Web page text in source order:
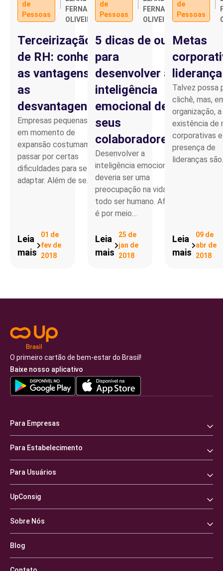
de
Pessoas
FERNANDO
OLIVEIRA
Terceirização
de RH: conheça
as vantagens e
as
desvantagens
Empresas pequenas ou
em momento de
expansão costumam
passar por certas
dificuldades para se
adaptar. Além de se…
Leia
mais
01 de
fev de
2018
de
Pessoas
FERNANDO
OLIVEIRA
5 dicas de ouro
para
desenvolver a
inteligência
emocional de
seus
colaboradores
Desenvolver a
inteligência emocional
deveria ser uma
preocupação na vida de
todo ser humano. Afinal,
é por meio…
Leia
mais
25 de
jan de
2018
de
Pessoas
Metas
liderança
Talvez possa
clichê, mas,
organização, a
existência de
corporativas
presença de
lideranças
Leia
mais
09 de
abr de
2018
O primeiro cartão de bem-estar do Brasil!
Baixe nosso aplicativo
Para Empresas
Para Estabelecimento
Para Usuários
UpConsig
Sobre Nós
Blog